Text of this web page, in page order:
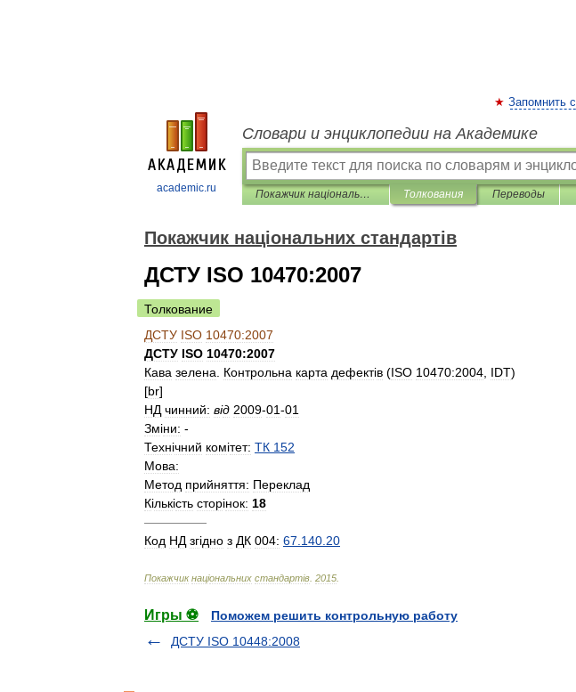
academic.ru
Запомнить
Словари и энциклопедии на Академике
Покажчик національних стандартів Толкования Переводы
Покажчик національних стандартів
ДСТУ ISO 10470:2007
Толкование
ДСТУ ISO 10470:2007
ДСТУ ISO 10470:2007
Кава зелена Контрольна карта дефектів (ISO 10470:2004 IDT)
[br]
НД чинний: від 2009-01-01
Зміни: -
Технічний комітет: ТК 152
Мова:
Метод прийняття: Переклад
Кількість сторінок: 18
—————
Код НД згідно з ДК 004: 67 140 20
Покажчик національних стандартів 2015
Игры ⚽
Поможем решить контрольную работу
ДСТУ ISO 10448:2008